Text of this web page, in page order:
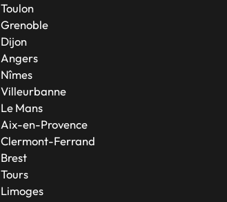
Toulon
Grenoble
Dijon
Angers
Nîmes
Villeurbanne
Le Mans
Aix-en-Provence
Clermont-Ferrand
Brest
Tours
Limoges